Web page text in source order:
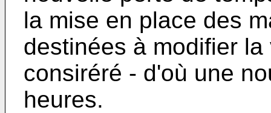
la mise en place des
destinées à modifier
consiréré - d'où une
heures.